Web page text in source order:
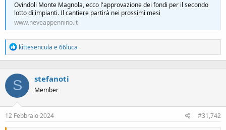
Ovindoli Monte Magnola, ecco l'approvazione dei fondi per il secondo
lotto di impianti. Il cantiere partirà nei prossimi mesi
www.neveappennino.it
R
e
a
t
i
n
:
kittesencula e66luca
S stefanoti
Member
12 Febbraio 2024 #31,742